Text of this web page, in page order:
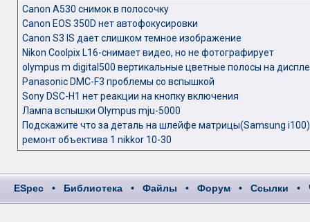
Canon A530 снимок в полосочку
Canon EOS 350D нет автофокусировки
Canon S3 IS дает слишком темное изображение
Nikon Coolpix L16-снимает видео, но не фотографирует
olympus m digital500 вертикальные цветные полосы на
Panasonic DMC-F3 проблемы со вспышкой
Sony DSC-H1 нет реакции на кнопку включения
Лампа вспышки Olympus mju-5000
Подскажите что за деталь на шлейфе матрицы(Samsung i100)
ремонт объектива 1 nikkor 10-30
ESpec • Библиотека • Файлы • Форум • Ссылки •